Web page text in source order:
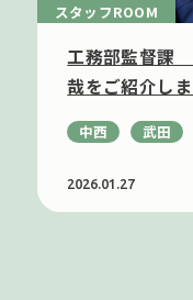
スタッフROOM
工務部監督
哉をご紹介しま
中西 武田
2026.01.27